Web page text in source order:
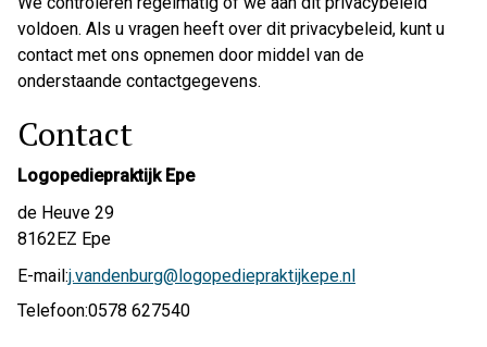
voldoen. Als u vragen heeft over dit privacybeleid, kunt u
contact met ons opnemen door middel van de
onderstaande contactgegevens.
Contact
Logopediepraktijk Epe
de Heuve 29
8162EZ Epe
E-mail:j.vandenburg@logopediepraktijkepe.nl
Telefoon:0578 627540